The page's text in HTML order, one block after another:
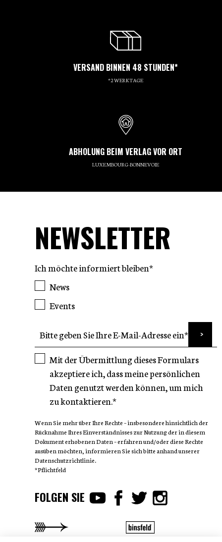
VERSAND BINNEN 48 STUNDEN*
*2 WERKTAGE
ABHOLUNG BEIM VERLAG VOR ORT
LUXEMBOURG-BONNEVOIE
NEWSLETTER
Ich möchte informiert bleiben*
News
Events
Mit der Übermittlung dieses Formulars
akzeptiere ich, dass meine persönlichen
Daten genutzt werden können, um mich
zu kontaktieren.*
Wenn Sie mehr über Ihre Rechte – insbesondere hinsichtlich der
Rücknahme Ihres Einverständnisses zur Nutzung der in diesem
Dokument erhobenen Daten – erfahren und/oder diese Rechte
ausüben möchten, informieren Sie sich bitte anhand unserer
Datenschutzrichtlinie.
*Pflichtfeld
FOLGEN SIE